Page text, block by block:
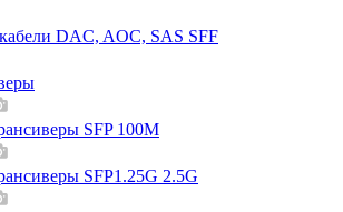
DAC, AOC, SAS SFF
SFP 100M
SFP1.25G 2.5G